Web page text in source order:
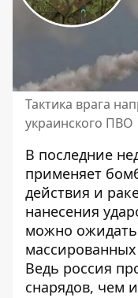
Тактика врага
украинского ПВО
В последние
применяет
действия и
нанесения
можно
Ведь россия
снарядов, чем